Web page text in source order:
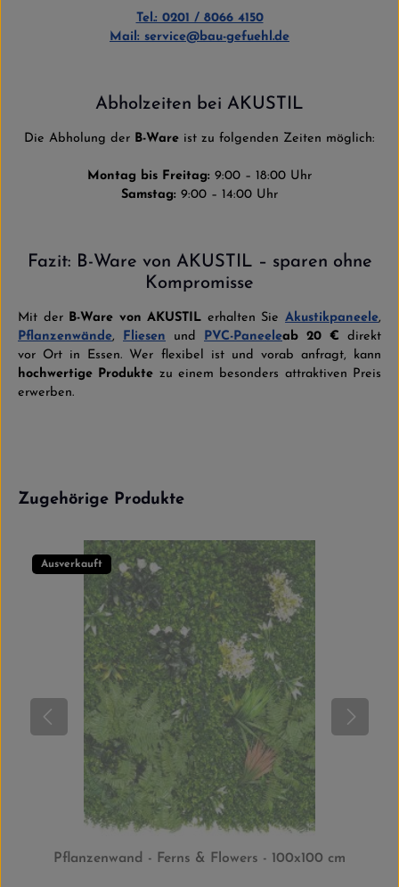
Tel.: 0201 / 8066 4150
Mail: service@bau-gefuehl.de
Abholzeiten bei AKUSTIL
Die Abholung der B-Ware ist zu folgenden Zeiten möglich:
Montag bis Freitag: 9:00 – 18:00 Uhr
Samstag: 9:00 – 14:00 Uhr
Fazit: B-Ware von AKUSTIL – sparen ohne
Kompromisse
Mit der B-Ware von AKUSTIL erhalten SieAkustikpaneele,
Pflanzenwände, Fliesen und PVC-Paneeleab 20 € direkt
vor Ort in Essen. Wer flexibel ist und vorab anfragt, kann
hochwertige Produkte zu einem besonders attraktiven Preis
erwerben.
Produktgalerie überspringen
Zugehörige Produkte
Ausverkauft
Pflanzenwand - Ferns & Flowers - 100x100 cm